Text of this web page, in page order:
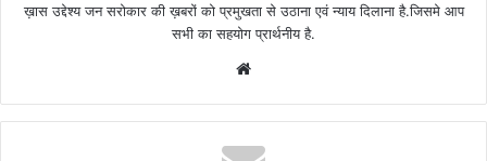
ख़ास उद्देश्य जन सरोकार की ख़बरों को प्रमुखता से उठाना एवं न्याय दिलाना है.जिसमे आप
सभी का सहयोग प्रार्थनीय है.